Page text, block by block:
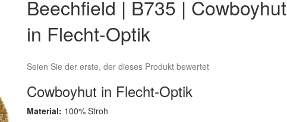
Beechfield | B735 | Cowboyhut
in Flecht-Optik
Seien Sie der erste, der dieses Produkt bewertet
Cowboyhut in Flecht-Optik
Material: 100% Stroh